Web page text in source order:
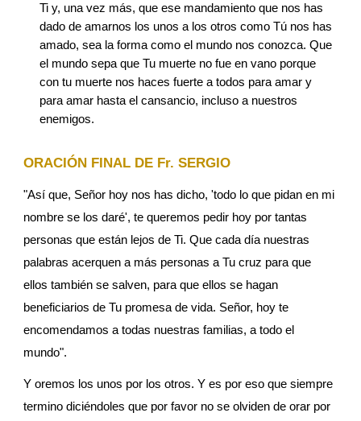
Ti y, una vez más, que ese mandamiento que nos has
dado de amarnos los unos a los otros como Tú nos has
amado, sea la forma como el mundo nos conozca. Que
el mundo sepa que Tu muerte no fue en vano porque
con tu muerte nos haces fuerte a todos para amar y
para amar hasta el cansancio, incluso a nuestros
enemigos.
ORACIÓN FINAL DE Fr. SERGIO
"Así que, Señor hoy nos has dicho, 'todo lo que pidan en mi
nombre se los daré', te queremos pedir hoy por tantas
personas que están lejos de Ti. Que cada día nuestras
palabras acerquen a más personas a Tu cruz para que
ellos también se salven, para que ellos se hagan
beneficiarios de Tu promesa de vida. Señor, hoy te
encomendamos a todas nuestras familias, a todo el
mundo".
Y oremos los unos por los otros. Y es por eso que siempre
termino diciéndoles que por favor no se olviden de orar por